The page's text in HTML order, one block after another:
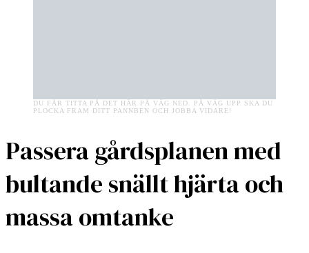
DU FÅR TITTA PÅ DET HÄR PÅ VÄG NED. PÅ VÄG UPP SKA DU
PLOCKA FRAM DITT PANNBEN OCH JOBBA VIDARE!
Passera gårdsplanen med
bultande snällt hjärta och
massa omtanke